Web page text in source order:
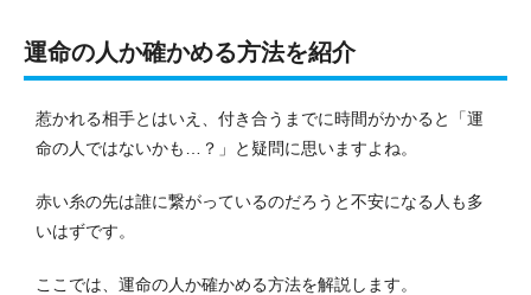
運命の人か確かめる方法を紹介
惹かれる相手とはいえ、付き合うまでに時間がかかると「運
命の人ではないかも…？」と疑問に思いますよね。
赤い糸の先は誰に繋がっているのだろうと不安になる人も多
いはずです。
ここでは、運命の人か確かめる方法を解説します。